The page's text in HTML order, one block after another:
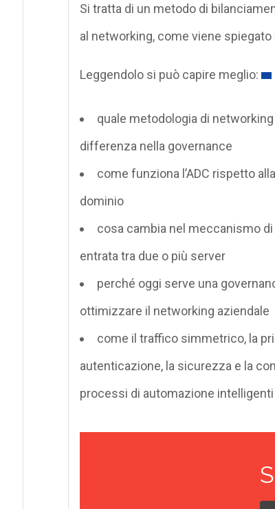
Si tratta di un metodo di
al networking, come viene
Leggendolo si può capire meglio:
quale metodologia di
differenza nella governance
come funziona l’ADC rispetto
dominio
cosa cambia nel meccanismo
entrata tra due o più server
perché oggi serve una
ottimizzare il networking aziendale
come il traffico simmetrico, la
autenticazione, la sicurezza e la
processi di automazione